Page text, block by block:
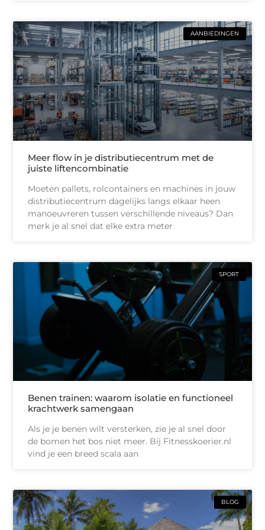
AANBIEDINGEN
Meer flow in je distributiecentrum met de
juiste liftencombinatie
Moeten pallets, rolcontainers en machines in jouw
distributiecentrum dagelijks langs elkaar heen
manoeuvreren tussen verschillende niveaus? Dan
merk je al snel dat elke extra meter
SPORT
Benen trainen: waarom isolatie en functioneel
krachtwerk samengaan
Als je je benen wilt versterken, zie je al snel door
de bomen het bos niet meer. Bij Fitnesskoerier.nl
vind je een breed scala aan
BLOG